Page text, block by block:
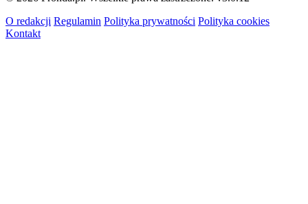
O redakcji Regulamin Polityka prywatności Polityka cookies
Kontakt